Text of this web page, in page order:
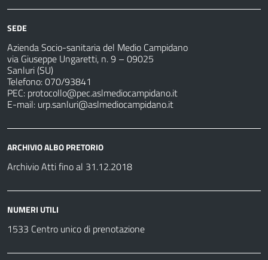
SEDE
Azienda Socio-sanitaria del Medio Campidano
via Giuseppe Ungaretti, n. 9 – 09025
Sanluri (SU)
Telefono: 070/93841
PEC: protocollo@pec.aslmediocampidano.it
E-mail: urp.sanluri@aslmediocampidano.it
ARCHIVIO ALBO PRETORIO
Archivio Atti fino al 31.12.2018
NUMERI UTILI
1533 Centro unico di prenotazione